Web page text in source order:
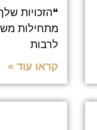
❝הזכויות
מתחילות
לרבות
קראו עוד »